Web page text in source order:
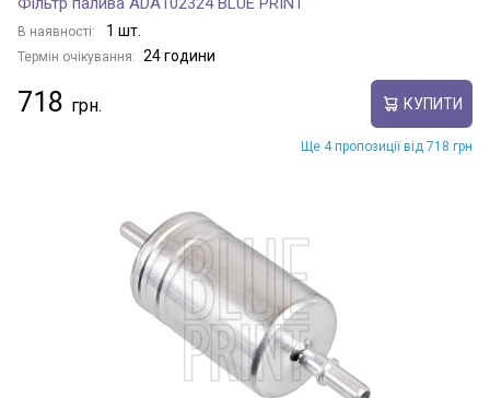
В наявності: 1 шт.
Термін очікування: 24 години
718 КУПИТИ
Ще 4 пропозиції від 718 грн